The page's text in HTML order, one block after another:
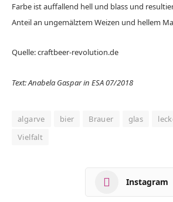
Farbe ist auffallend hell und blass und
Anteil an ungemälztem Weizen und hellem
Quelle: craftbeer-revolution.de
Text: Anabela Gaspar in ESA 07/2018
algarve bier Brauer glas
Vielfalt
Instagram